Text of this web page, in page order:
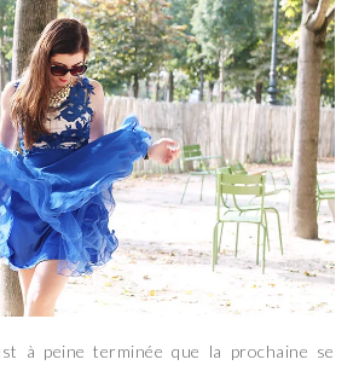
à peine terminée que la prochaine se